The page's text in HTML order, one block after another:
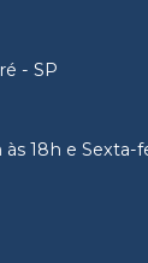
- SP
18h e Sexta-